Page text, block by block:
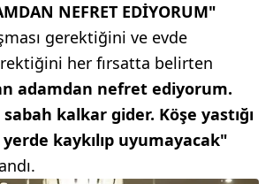
NEFRET EDİYORUM"
gerektiğini ve evde
her fırsatta belirten
adamdan nefret ediyorum.
kalkar gider. Köşe yastığı
kaykılıp uyumayacak"